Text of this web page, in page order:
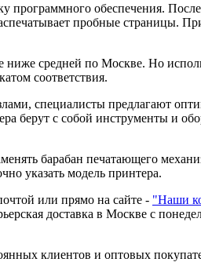
программного обеспечения.
пробные страницы.
ниже средней по Москве. Но
соответствия.
специалисты предлагают
берут с собой инструменты и
барабан печатающего
указать модель принтера.
или прямо на сайте - "Наши
доставка в Москве с
клиентов и оптовых